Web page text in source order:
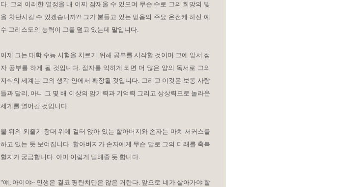
다. 그의 이러한 열정을 내 어찌 잠재울 수 있으며 무슨 수로 그의 희망의 빛
을 차단시킬 수 있겠습니까?! 그가 붙들고 있는 믿음의 주요 온전케 하신 예
수 그리스도의 능력이 그를 덮고 있는데 말입니다.
이제 그는 대학 수능 시험을 치르기 위해 공부를 시작할 것이며 그에 앞서 점
자 공부를 하게 될 것입니다. 점자를 익히게 되면 더 많은 양의 독서로 그의
지식의 세계는 그의 생각 안에서 확장될 것입니다. 그리고 이것은 보통 사람
들과 달리, 아니 그 몇 배 이상의 암기력과 기억력 그리고 상상력으로 놀라운
세계를 열어갈 것입니다.
물 위의 외줄기 장대 위에 걸터 앉아 있는 할아버지와 손자는 마치 서커스를
하고 있는 듯 보여집니다. 할아버지가 손자에게 무슨 말로 그의 미래를 축복
할지가 궁금합니다. 아마 이렇게 말해줄 듯 합니다.
"얘, 아이야~ 인생은 결코 평탄치만은 않은 거란다. 앞으로 네가 살아가야 할